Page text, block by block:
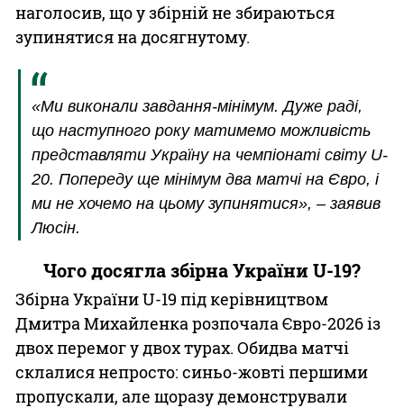
наголосив, що у збірній не збираються
зупинятися на досягнутому.
«Ми виконали завдання-мінімум. Дуже раді,
що наступного року матимемо можливість
представляти Україну на чемпіонаті світу U-
20. Попереду ще мінімум два матчі на Євро, і
ми не хочемо на цьому зупинятися», – заявив
Люсін.
Чого досягла збірна України U-19?
Збірна України U-19 під керівництвом
Дмитра Михайленка розпочала Євро-2026 із
двох перемог у двох турах. Обидва матчі
склалися непросто: синьо-жовті першими
пропускали, але щоразу демонстрували